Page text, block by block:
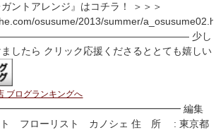
ントアレンジ』はコチラ！ ＞＞＞
osusume/2013/summer/
少し
したら クリック応援くださるととても嬉しい
ブログランキングへ
編集
フローリスト カノシェ 住 所 : 東京都